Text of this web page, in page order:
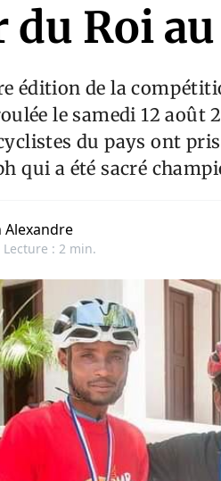
du Roi
édition de la
le samedi 12 août
du pays ont
qui a été sacré
Alexandre
Lecture : 2 min.